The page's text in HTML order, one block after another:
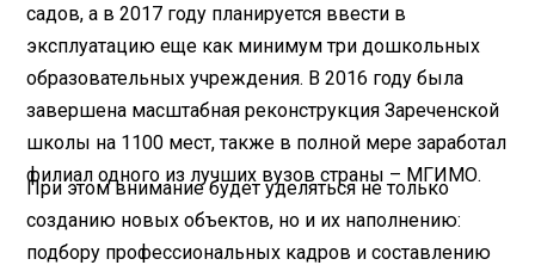
садов, а в 2017 году планируется ввести в
эксплуатацию еще как минимум три дошкольных
образовательных учреждения. В 2016 году была
завершена масштабная реконструкция Зареченской
школы на 1100 мест, также в полной мере заработал
филиал одного из лучших вузов страны – МГИМО.
При этом внимание будет уделяться не только
созданию новых объектов, но и их наполнению:
подбору профессиональных кадров и составлению